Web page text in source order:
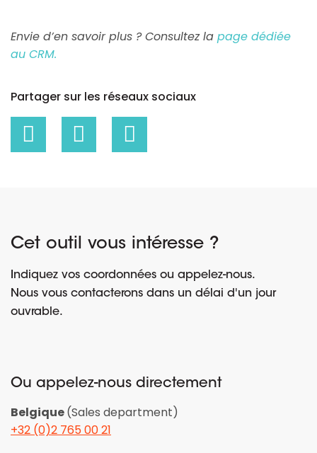
Envie d’en savoir plus ? Consultez la page dédiée
au CRM.
Partager sur les réseaux sociaux
Cet outil vous intéresse ?
Indiquez vos coordonnées ou appelez-nous.
Nous vous contacterons dans un délai d'un jour
ouvrable.
Ou appelez-nous directement
Belgique(Sales department)
+32 (0)2 765 00 21